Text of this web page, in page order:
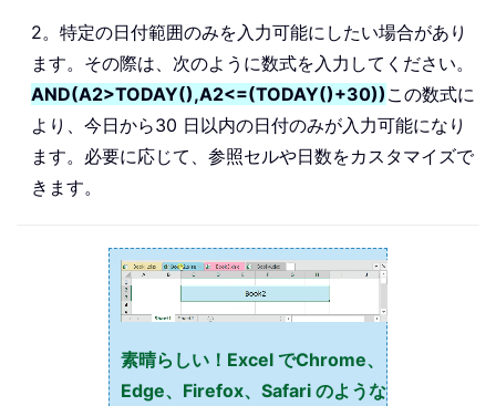
2。特定の日付範囲のみを入力可能にしたい場合があり
ます。その際は、次のように数式を入力してください。
AND(A2>TODAY(),A2<=(TODAY()+30)) この数式に
より、今日から30 日以内の日付のみが入力可能になり
ます。必要に応じて、参照セルや日数をカスタマイズで
きます。
素晴らしい！Excel でChrome、
Edge、Firefox、Safari のような